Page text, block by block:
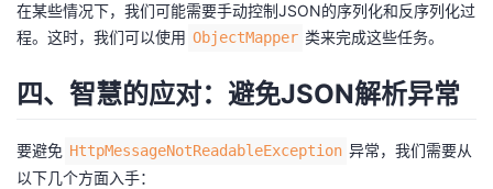
在某些情况下，我们可能需要手动控制JSON的序列化和反序列化过
程。这时，我们可以使用 ObjectMapper 类来完成这些任务。
四、智慧的应对：避免JSON解析异常
要避免 HttpMessageNotReadableException 异常，我们需要从
以下几个方面入手：